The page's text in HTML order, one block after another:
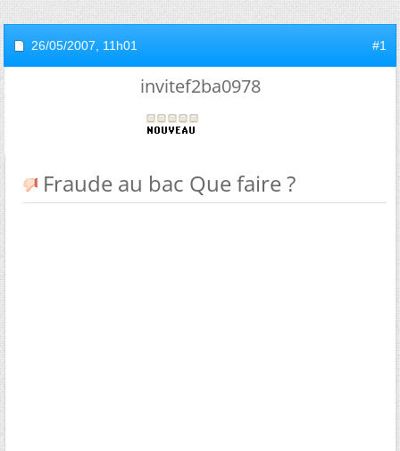
26/05/2007, 11h01 #1
invitef2ba0978
Fraude au bac Que faire ?